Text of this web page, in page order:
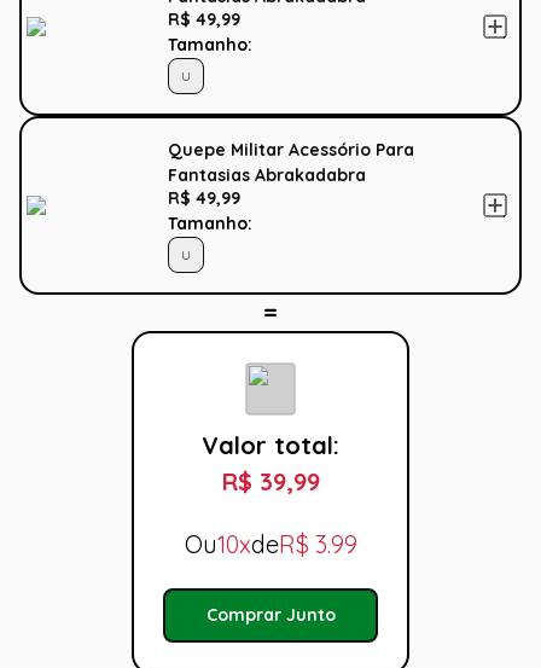
R$ 49,99
Tamanho:
U
Quepe Militar Acessório Para
Fantasias Abrakadabra
R$ 49,99
Tamanho:
U
Valor total:
R$ 39,99
Ou10xdeR$ 3.99
Comprar Junto